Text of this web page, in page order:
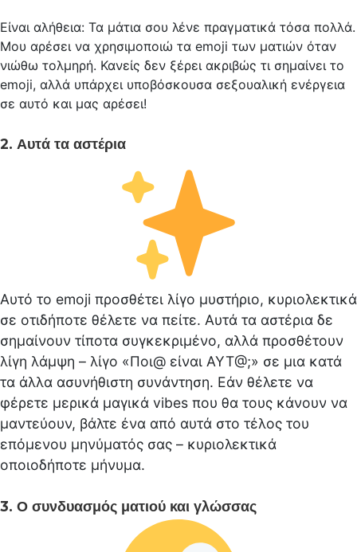
Είναι αλήθεια: Τα μάτια σου λένε πραγματικά τόσα πολλά.
Μου αρέσει να χρησιμοποιώ τα emoji των ματιών όταν
νιώθω τολμηρή. Κανείς δεν ξέρει ακριβώς τι σημαίνει το
emoji, αλλά υπάρχει υποβόσκουσα σεξουαλική ενέργεια
σε αυτό και μας αρέσει!
2. Αυτά τα αστέρια
Αυτό το emoji προσθέτει λίγο μυστήριο, κυριολεκτικά
σε οτιδήποτε θέλετε να πείτε. Αυτά τα αστέρια δε
σημαίνουν τίποτα συγκεκριμένο, αλλά προσθέτουν
λίγη λάμψη – λίγο «Ποι@ είναι ΑΥΤ@;» σε μια κατά
τα άλλα ασυνήθιστη συνάντηση. Εάν θέλετε να
φέρετε μερικά μαγικά vibes που θα τους κάνουν να
μαντεύουν, βάλτε ένα από αυτά στο τέλος του
επόμενου μηνύματός σας – κυριολεκτικά
οποιοδήποτε μήνυμα.
3. Ο συνδυασμός ματιού και γλώσσας